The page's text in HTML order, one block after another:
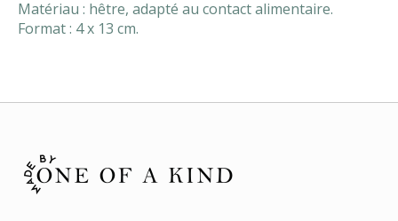
Matériau : hêtre, adapté au contact alimentaire.
Format : 4 x 13 cm.